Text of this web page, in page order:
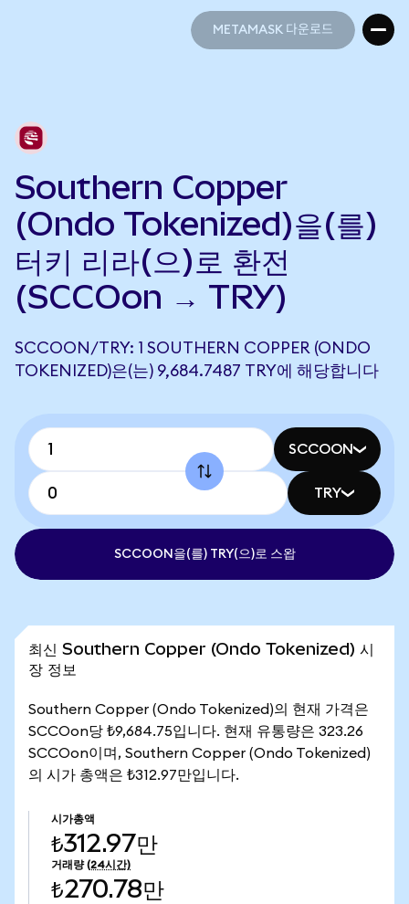
METAMASK 다운로드
Southern Copper
(Ondo Tokenized)을(를)
터키 리라(으)로 환전
(SCCOon → TRY)
SCCOON/TRY: 1 SOUTHERN COPPER (ONDO
TOKENIZED)은(는) 9,684.7487 TRY에 해당합니다
SCCOON
TRY
SCCOON을(를) TRY(으)로 스왑
최신 Southern Copper (Ondo Tokenized) 시
장 정보
Southern Copper (Ondo Tokenized)의 현재 가격은
SCCOon당 ₺9,684.75입니다. 현재 유통량은 323.26
SCCOon이며, Southern Copper (Ondo Tokenized)
의 시가 총액은 ₺312.97만입니다.
시가총액
₺312.97만
거래량 (24시간)
₺270.78만